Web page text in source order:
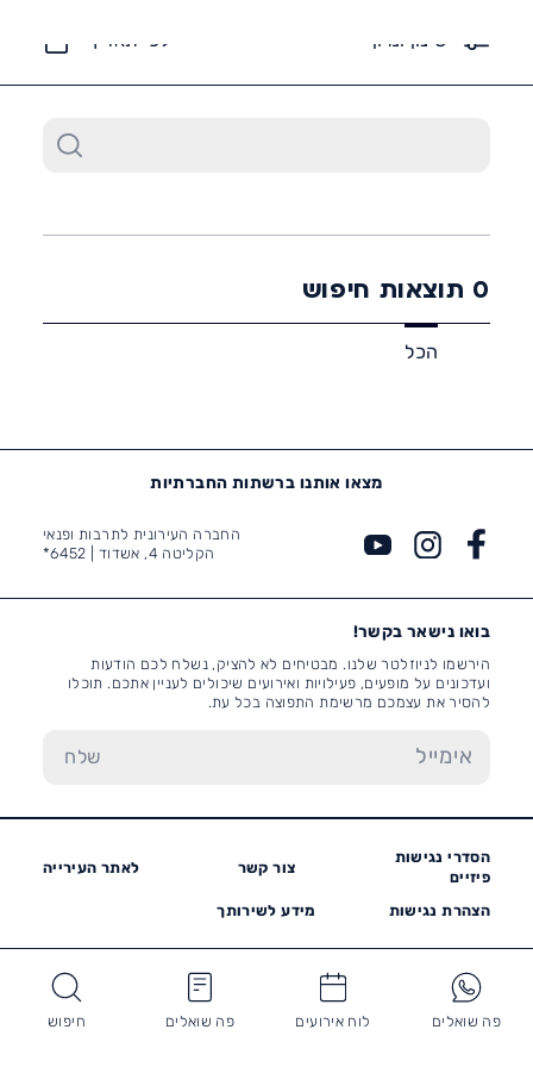
סינון ומיון לפי תאריך
0 תוצאות חיפוש
הכל
מצאו אותנו ברשתות החברתיות
החברה העירונית לתרבות ופנאי
הקליטה 4, אשדוד |
6452*
בואו נישאר בקשר!
הירשמו לניוזלטר שלנו. מבטיחים לא להציק, נשלח לכם הודעות
ועדכונים על מופעים, פעילויות ואירועים שיכולים לעניין אתכם. תוכלו
להסיר את עצמכם מרשימת התפוצה בכל עת.
הסדרי נגישות
פיזיים
צור קשר לאתר העירייה
הצהרת נגישות מידע לשירותך
פה שואלים לוח אירועים פה שואלים חיפוש